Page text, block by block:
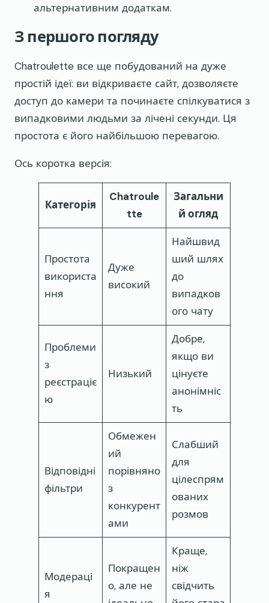
альтернативним додаткам.
З першого погляду
Chatroulette все ще побудований на дуже
простій ідеї: ви відкриваєте сайт, дозволяєте
доступ до камери та починаєте спілкуватися з
випадковими людьми за лічені секунди. Ця
простота є його найбільшою перевагою.
Ось коротка версія:
Категорія
Chatroule
tte
Загальни
й огляд
Простота
використа
ння
Дуже
високий
Найшвид
ший шлях
до
випадков
ого чату
Проблеми
з
реєстраціє
ю
Низький
Добре,
якщо ви
цінуєте
анонімніс
ть
Відповідні
фільтри
Обмежен
ий
порівняно
з
конкурент
ами
Слабший
для
цілеспрям
ованих
розмов
Модераці
я
Покращен
о, але не
Краще,
ніж
свідчить